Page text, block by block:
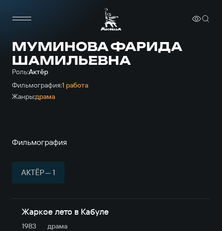
МУМИНОВА ФАРИДА
ШАМИЛЬЕВНА
Роль:Актёр
Фильмография:1 работа
Жанры:драма
Фильмография
АКТЁР — 1
Жаркое лето в Кабуле
1983 драма